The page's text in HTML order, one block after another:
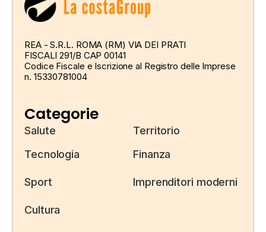
REA - S.R.L. ROMA (RM) VIA DEI PRATI
FISCALI 291/B CAP 00141
Codice Fiscale e Iscrizione al Registro delle Imprese
n. 15330781004
Categorie
Salute
Tecnologia
Sport
Cultura
Territorio
Finanza
Imprenditori moderni